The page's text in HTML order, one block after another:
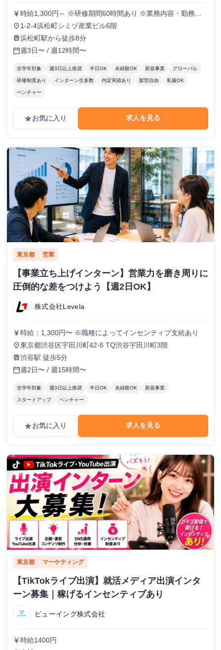
currency_yen 時給1,300円～ ※研修期間60時間あり ※業務内容・勤務状
況により決定
place 1-2-4浜松町シミヅ産業ビル6階
train浜松町駅から徒歩8分
calendar_today週3日〜 / 週12時間〜
全学年対象 週3日以上推奨 半日OK 未経験OK 新規事業 グローバル
研修制度あり インターン生多数 内定実績あり 髪型自由 私服OK
ベンチャー
gradeお気に入り 求人を見る
東京都 営業
【事業立ち上げインターン】営業力を磨き周りに
圧倒的な差をつけよう【週2日OK】
株式会社Levela
currency_yen 時給：1,300円〜 ※職種によってインセンティブ支給あり
place東京都渋谷区宇田川町42-6 TQ渋谷宇田川町3階
train渋谷駅 徒歩5分
calendar_today週2日〜 / 週15時間〜
全学年対象 週3日以上推奨 半日OK 未経験OK 新規事業
スタートアップ ベンチャー
gradeお気に入り 求人を見る
東京都 マーケティング
【TikTokライブ出演】就活メディア出演インタ
ーン募集｜稼げるインセンティブあり
ビューイング株式会社
currency_yen 時給1400円